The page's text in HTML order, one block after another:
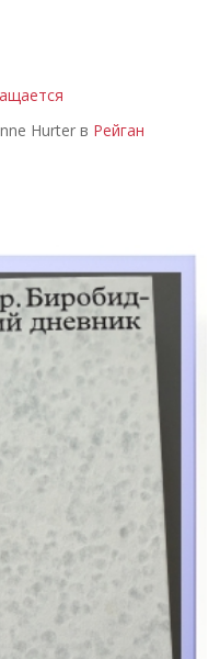
Hurter в Рейган